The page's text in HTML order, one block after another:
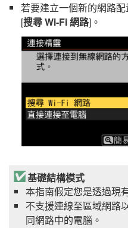
若要建立一個新的網路
[搜尋 Wi-Fi 網路]。
基礎結構模式
本指南假定您是透過現
不支援連線至區域網路
同網路中的電腦。